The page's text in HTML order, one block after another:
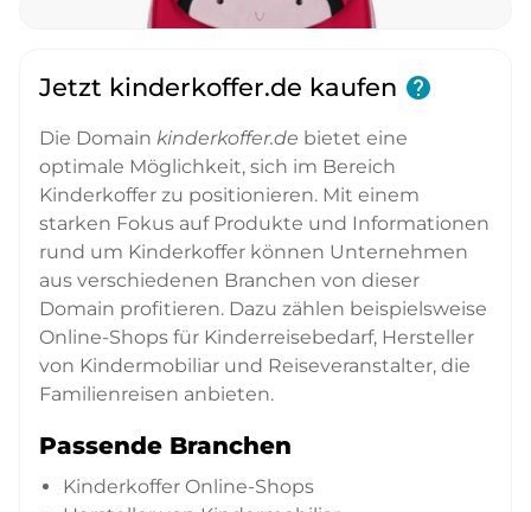
Jetzt kinderkoffer.de kaufen help
Die Domain kinderkoffer.de bietet eine
optimale Möglichkeit, sich im Bereich
Kinderkoffer zu positionieren. Mit einem
starken Fokus auf Produkte und Informationen
rund um Kinderkoffer können Unternehmen
aus verschiedenen Branchen von dieser
Domain profitieren. Dazu zählen beispielsweise
Online-Shops für Kinderreisebedarf, Hersteller
von Kindermobiliar und Reiseveranstalter, die
Familienreisen anbieten.
Passende Branchen
Kinderkoffer Online-Shops